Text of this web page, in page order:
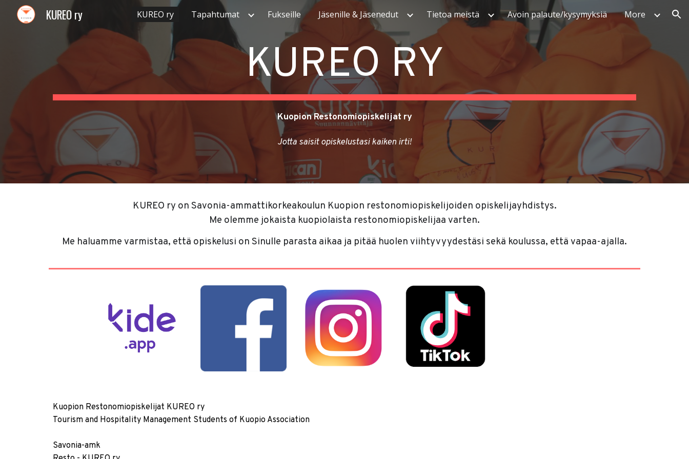
Skip to main content Skip to navigation
KUREO ry KUREO ry Tapahtumat Fukseille Jäsenille & Jäsenedut Tietoa meistä Avoin palaute/kysymyksiä More
KUREO RY
Kuopion Restonomiopiskelijat ry
Jotta saisit opiskelustasi kaiken irti!
KUREO ry on Savonia-ammattikorkeakoulun Kuopion restonomiopiskelijoiden opiskelijayhdistys.
Me olemme jokaista kuopiolaista restonomiopiskelijaa varten.
Me haluamme varmistaa, että opiskelusi on Sinulle parasta aikaa ja pitää huolen viihtyvyydestäsi sekä koulussa, että vapaa-ajalla.
Kuopion Restonomiopiskelijat KUREO ry
Tourism and Hospitality Management Students of Kuopio Association
Savonia-amk